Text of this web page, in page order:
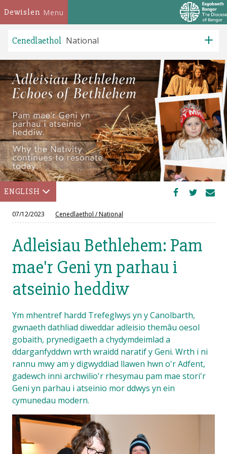
Dewislen Menu
Cenedlaethol National
ENGLISH
07/12/2023 Cenedlaethol /National
Adleisiau Bethlehem: Pam
mae'r Geni yn parhau i
atseinio heddiw
Ym mhentref hardd Trefeglwys yn y Canolbarth,
gwnaeth dathliad diweddar adleisio themâu oesol
gobaith, prynedigaeth a chydymdeimlad a
ddarganfyddwn wrth wraidd naratif y Geni. Wrth i ni
rannu mwy am y digwyddiad llawen hwn o'r Adfent,
gadewch inni archwilio'r rhesymau pam mae stori'r
Geni yn parhau i atseinio mor ddwys yn ein
cymunedau modern.